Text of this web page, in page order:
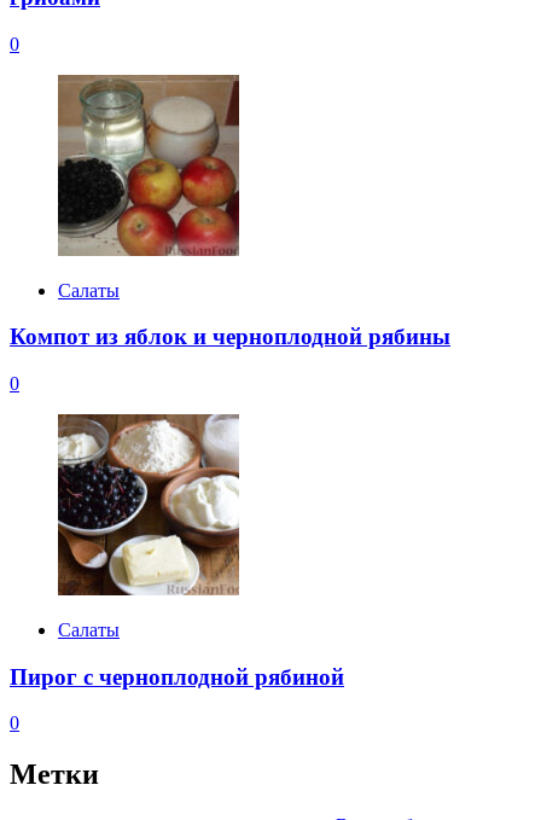
0
Салаты
Компот из яблок и черноплодной рябины
0
Салаты
Пирог с черноплодной рябиной
0
Метки